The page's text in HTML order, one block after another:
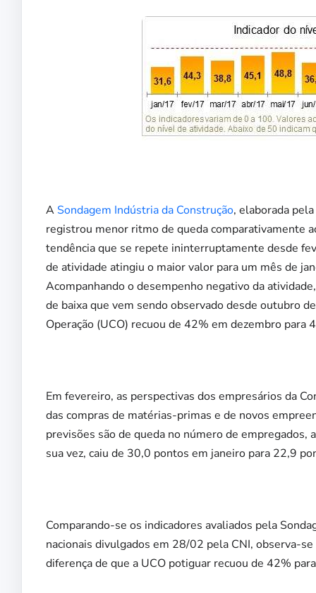
A Sondagem Indústria da Construção, elaborada
registrou menor ritmo de queda comparativamente
tendência que se repete ininterruptamente desde
de atividade atingiu o maior valor para um mês de
Acompanhando o desempenho negativo da
de baixa que vem sendo observado desde outubro
Operação (UCO) recuou de 42% em dezembro para
Em fevereiro, as perspectivas dos empresários da
das compras de matérias-primas e de novos
previsões são de queda no número de
sua vez, caiu de 30,0 pontos em janeiro para 22,9
Comparando-se os indicadores avaliados pela
nacionais divulgados em 28/02 pela CNI, observa-
diferença de que a UCO potiguar recuou de 42%